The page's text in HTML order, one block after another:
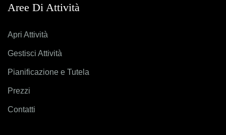
Aree Di Attività
Apri Attività
Gestisci Attività
Pianificazione e Tutela
Prezzi
Contatti